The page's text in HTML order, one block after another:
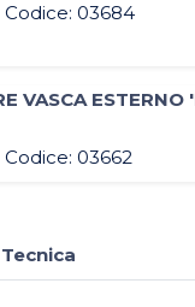
Codice: 03684
VASCA
03662